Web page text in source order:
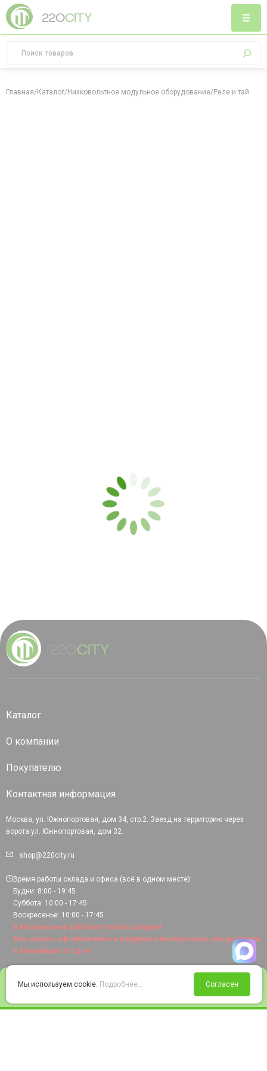
Войти Избранное Корзина
Главная/Каталог/Низковольтное модульное оборудование/Реле и таймеры
Каталог
О компании
Покупателю
Контактная информация
Москва, ул. Южнопортовая, дом 34, стр.2. Заезд на территорию через
ворота ул. Южнопортовая, дом 32.
shop@220city.ru
Время работы склада и офиса (всё в одном месте):
Будни: 8:00 - 19:45
Суббота: 10:00 - 17:45
Воскресенье: 10:00 - 17:45.
В воскресенье работает только шоурум!
Все заказы, оформленные в шоуруме в воскресенье, мы доставим
в ближайшие 2-3 дня.
Мы используем cookie. Подробнее... Согласен